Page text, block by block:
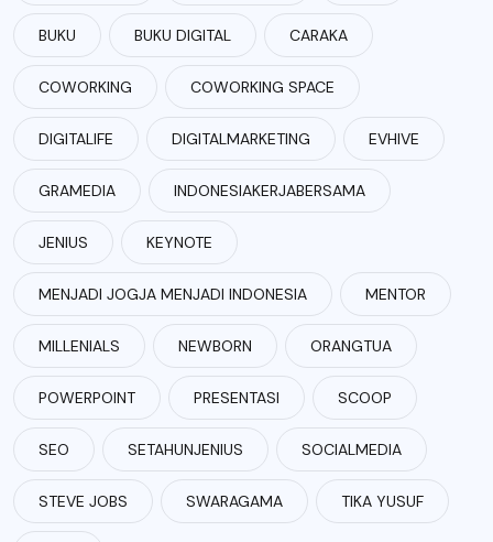
BUKU BUKU DIGITAL CARAKA
COWORKING COWORKING SPACE
DIGITALIFE DIGITALMARKETING EVHIVE
GRAMEDIA INDONESIAKERJABERSAMA
JENIUS KEYNOTE
MENJADI JOGJA MENJADI INDONESIA MENTOR
MILLENIALS NEWBORN ORANGTUA
POWERPOINT PRESENTASI SCOOP
SEO SETAHUNJENIUS SOCIALMEDIA
STEVE JOBS SWARAGAMA TIKA YUSUF